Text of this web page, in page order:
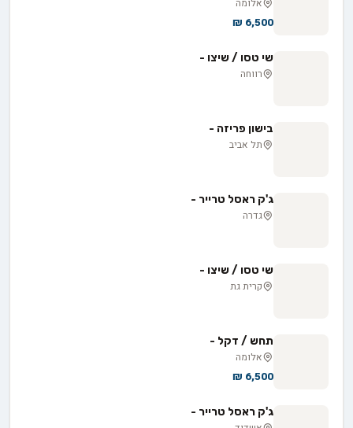
אלומה
6,500 ₪
שי טסו / שיצו -
רווחה
בישון פריזה -
תל אביב
ג'ק ראסל טרייר -
גדרה
שי טסו / שיצו -
קרית גת
תחש / דקל -
אלומה
6,500 ₪
ג'ק ראסל טרייר -